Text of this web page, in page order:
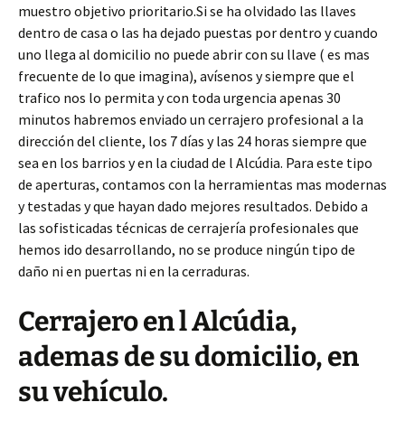
muestro objetivo prioritario.Si se ha olvidado las llaves
dentro de casa o las ha dejado puestas por dentro y cuando
uno llega al domicilio no puede abrir con su llave ( es mas
frecuente de lo que imagina), avísenos y siempre que el
trafico nos lo permita y con toda urgencia apenas 30
minutos habremos enviado un cerrajero profesional a la
dirección del cliente, los 7 días y las 24 horas siempre que
sea en los barrios y en la ciudad de l Alcúdia. Para este tipo
de aperturas, contamos con la herramientas mas modernas
y testadas y que hayan dado mejores resultados. Debido a
las sofisticadas técnicas de cerrajería profesionales que
hemos ido desarrollando, no se produce ningún tipo de
daño ni en puertas ni en la cerraduras.
Cerrajero en l Alcúdia,
ademas de su domicilio, en
su vehículo.